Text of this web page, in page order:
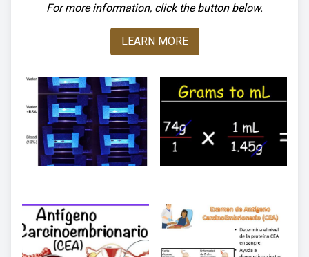
For more information, click the button below.
LEARN MORE